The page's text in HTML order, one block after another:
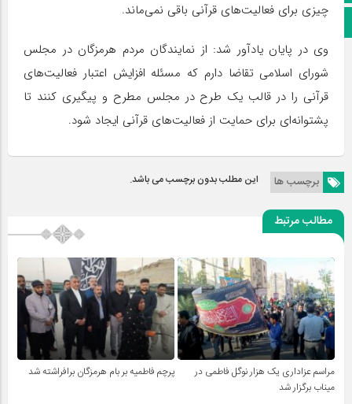
اپلیکیشن بیرق
چیزی برای فعالیت‌های قرآنی باقی نمی‌ماند.
وی در پایان یادآور شد: از نمایندگان مردم هرمزگان در مجلس
شورای اسلامی تقاضا دارم که مسئله افزایش اعتبار فعالیت‌های
قرآنی را در قالب یک طرح در مجلس مطرح و پیگیری کنند تا
پشتوانه‌ای برای حمایت از فعالیت‌های قرآنی ایجاد شود.
برچسب ها این مطلب بدون برچسب می باشد.
مطالب مرتبط
مراسم عزاداری یک هزار نوگل فاطمی در
میناب برگزار شد
پرچم فاطمیه بر بام هرمزگان برافراشته شد